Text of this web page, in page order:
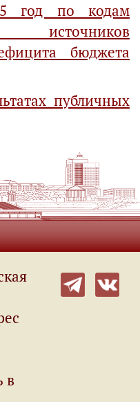
год по кодам
источников
бюджета
публичных
в